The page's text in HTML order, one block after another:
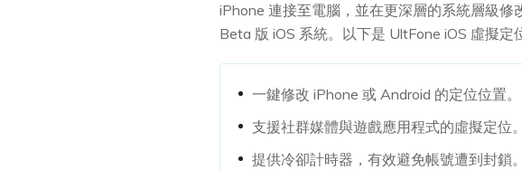
iPhone 連接至電腦，並在更深層的系統層級
Beta 版 iOS 系統。以下是 UltFone iOS 虛擬定
一鍵修改 iPhone 或 Android 的定位位置。
支援社群媒體與遊戲應用程式的虛擬定位。
提供冷卻計時器，有效避免帳號遭到封鎖。